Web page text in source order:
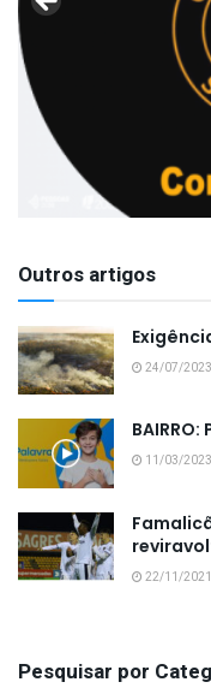
Outros artigos
24/07/2023
11/03/2023
22/11/2021
Pesquisar por